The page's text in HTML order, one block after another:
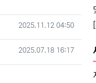
작성일
2025.11.12 04:50
작성일
2025.07.18 16:17